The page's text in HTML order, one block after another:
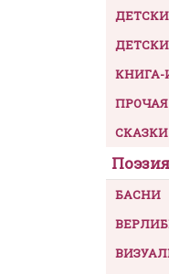
КНИГА-
СКАЗКИ
БАСНИ